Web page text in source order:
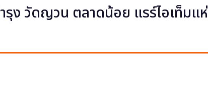
รุง วัดญวน ตลาดน้อย แรร์ไอเท็มแห่